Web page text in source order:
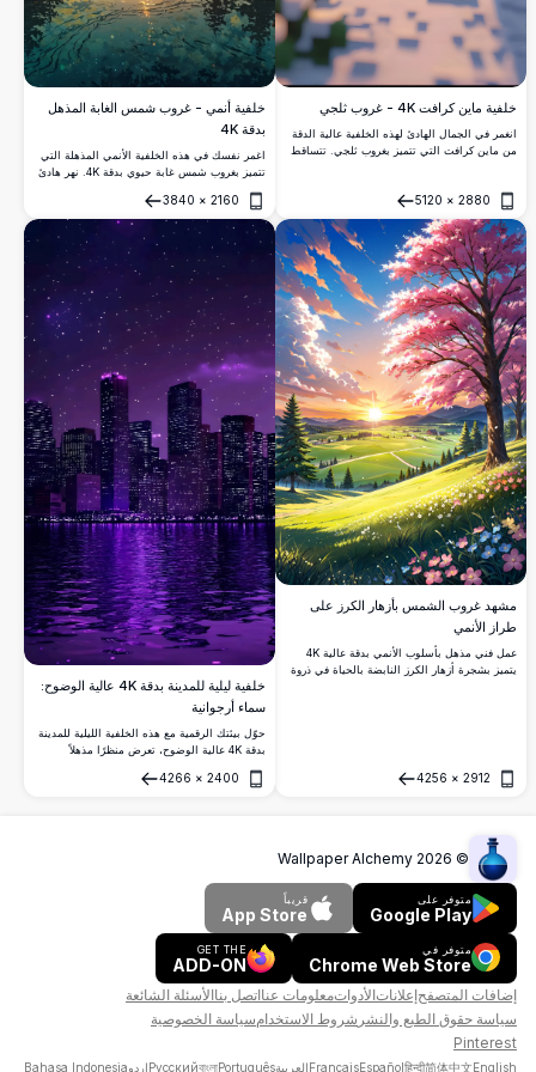
خلفية ماين كرافت 4K - غروب ثلجي
انغمر في الجمال الهادئ لهذه الخلفية عالية الدقة
من ماين كرافت التي تتميز بغروب ثلجي. تتساقط
كرافت.2880
×
5120
فتح
خلفية أنمي - غروب شمس الغابة المذهل
بدقة 4K
اغمر نفسك في هذه الخلفية الأنمي المذهلة التي
تتميز بغروب شمس غابة حيوي بدقة 4K. نهر هادئ
محاطًا بأشجار دائمة الخضرة. تحلق الطيور في
السماء، مما يضفي حياة على هذه التحفة ذات
الدقة العالية. مثالي لتعزيز شاشتك الحاسوبية أو
شاشة الهاتف المحمول بألوانه التفصيلية والحيوية
2160
×
3840
فتح
مشهد غروب الشمس بأزهار الكرز على
طراز الأنمي
عمل فني مذهل بأسلوب الأنمي بدقة عالية 4K
يتميز بشجرة أزهار الكرز النابضة بالحياة في ذروة
للخلفيات أو الديكور.
2912
×
4256
فتح
خلفية ليلية للمدينة بدقة 4K عالية الوضوح:
سماء أرجوانية
حوّل بيئتك الرقمية مع هذه الخلفية الليلية للمدينة
بدقة 4K عالية الوضوح، تعرض منظرًا مذهلاً
مرصعة بالنجوم وخلابة. تعزز الانعكاسات اللامعة
شاشتك.
2400
×
4266
فتح
©
2026
Wallpaper Alchemy
متوفر على
Google Play
قريباً
App Store
متوفر في
Chrome Web Store
GET THE
ADD-ON
إضافات المتصفحإعلاناتالأدواتمعلومات عنااتصل بناالأسئلة الشائعة
سياسة حقوق الطبع والنشر شروط الاستخدامسياسة الخصوصية
Pinterest
English
简体中文
हिन्दी
Español
FrançaisالعربيةPortuguês
বাংলা
РусскийاردوBahasa Indonesia